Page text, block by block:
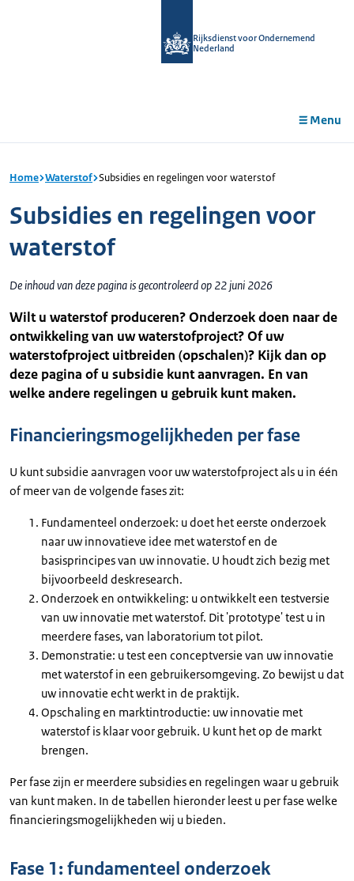
Rijksdienst voor Ondernemend
Nederland
Menu
Home Waterstof Subsidies en regelingen voor waterstof
Subsidies en regelingen voor
waterstof
De inhoud van deze pagina is gecontroleerd op 22 juni 2026
Wilt u waterstof produceren? Onderzoek doen naar de
ontwikkeling van uw waterstofproject? Of uw
waterstofproject uitbreiden (opschalen)? Kijk dan op
deze pagina of u subsidie kunt aanvragen. En van
welke andere regelingen u gebruik kunt maken.
Financieringsmogelijkheden per fase
U kunt subsidie aanvragen voor uw waterstofproject als u in één
of meer van de volgende fases zit:
Fundamenteel onderzoek: u doet het eerste onderzoek
naar uw innovatieve idee met waterstof en de
basisprincipes van uw innovatie. U houdt zich bezig met
bijvoorbeeld deskresearch.
Onderzoek en ontwikkeling: u ontwikkelt een testversie
van uw innovatie met waterstof. Dit 'prototype' test u in
meerdere fases, van laboratorium tot pilot.
Demonstratie: u test een conceptversie van uw innovatie
met waterstof in een gebruikersomgeving. Zo bewijst u dat
uw innovatie echt werkt in de praktijk.
Opschaling en marktintroductie: uw innovatie met
waterstof is klaar voor gebruik. U kunt het op de markt
brengen.
Per fase zijn er meerdere subsidies en regelingen waar u gebruik
van kunt maken. In de tabellen hieronder leest u per fase welke
financieringsmogelijkheden wij u bieden.
Fase 1: fundamenteel onderzoek